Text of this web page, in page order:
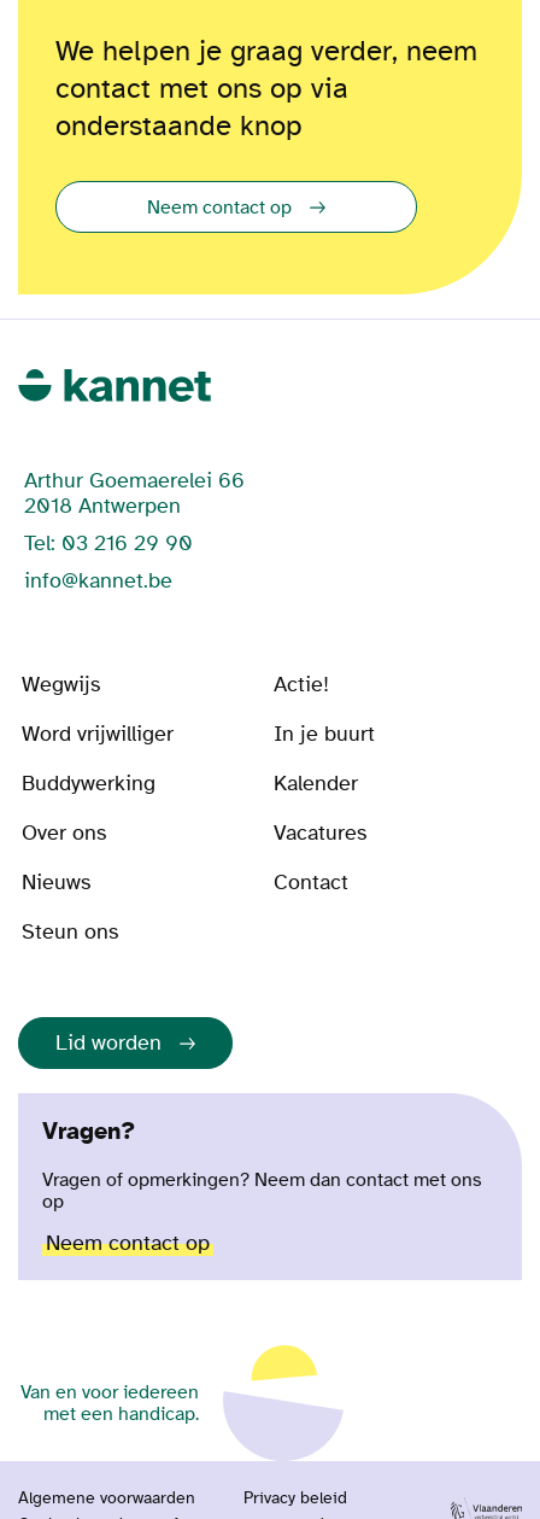
We helpen je graag verder, neem
contact met ons op via
onderstaande knop
Neem contact op
Arthur Goemaerelei 66
2018 Antwerpen
Tel: 03 216 29 90
info@kannet.be
Wegwijs
Actie!
Word vrijwilliger
In je buurt
Buddywerking
Kalender
Over ons
Vacatures
Nieuws
Contact
Steun ons
Lid worden
Vragen?
Vragen of opmerkingen? Neem dan contact met ons
op
Neem contact op
Van en voor iedereen
met een handicap.
Algemene voorwaarden
Privacy beleid